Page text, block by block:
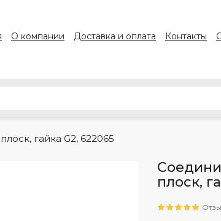
О компании Доставка и оплата Контакты
гайка G2, 622065
плоск,